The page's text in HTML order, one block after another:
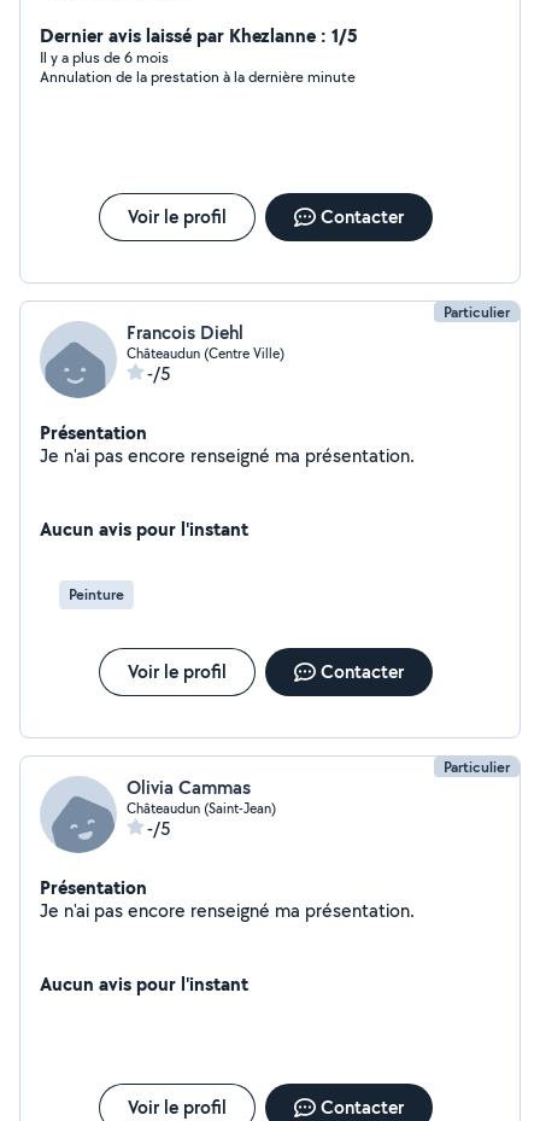
Dernier avis laissé par Khezlanne : 1/5
Il y a plus de 6 mois
Annulation de la prestation à la dernière minute
Voir le profil Contacter
Particulier
Francois Diehl
Châteaudun (Centre Ville)
-/5
Présentation
Je n'ai pas encore renseigné ma présentation.
Aucun avis pour l'instant
Peinture
Voir le profil Contacter
Particulier
Olivia Cammas
Châteaudun (Saint-Jean)
-/5
Présentation
Je n'ai pas encore renseigné ma présentation.
Aucun avis pour l'instant
Voir le profil Contacter